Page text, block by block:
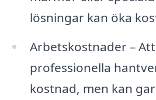
lösningar kan öka
Arbetskostnader –
professionella
kostnad, men kan